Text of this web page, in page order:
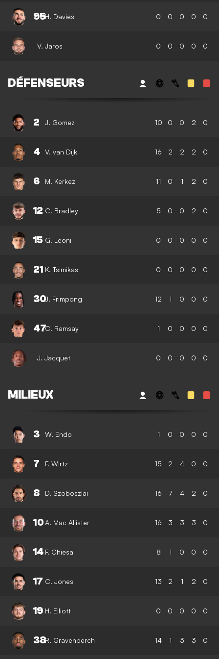
95H. Davies 0 0 0 0 0
V. Jaros 0 0 0 0 0
DÉFENSEURS
2 J. Gomez 10 0 0 2 0
4 V. van Dijk 16 2 2 2 0
6 M. Kerkez 11 0 1 2 0
12 C. Bradley 5 0 0 2 0
15 G. Leoni 0 0 0 0 0
21 K. Tsimikas 0 0 0 0 0
30J. Frimpong 12 1 0 0 0
47C. Ramsay 1 0 0 0 0
J. Jacquet 0 0 0 0 0
MILIEUX
3 W. Endo 1 0 0 0 0
7 F. Wirtz 15 2 4 0 0
8 D. Szoboszlai 16 7 4 2 0
10A. Mac Allister 16 3 3 3 0
14 F. Chiesa 8 1 0 0 0
17 C. Jones 13 2 1 2 0
19 H. Elliott 0 0 0 0 0
38R. Gravenberch 14 1 3 3 0